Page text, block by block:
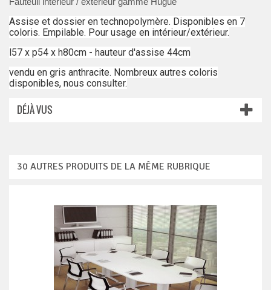
Assise et dossier en technopolymère. Disponibles en 7
coloris. Empilable. Pour usage en intérieur/extérieur.
l57 x p54 x h80cm - hauteur d'assise 44cm
vendu en gris anthracite. Nombreux autres coloris
disponibles, nous consulter.
DÉJÀ VUS
30 AUTRES PRODUITS DE LA MÊME RUBRIQUE